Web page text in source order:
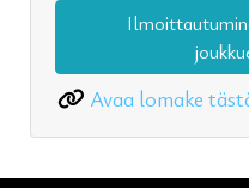
Avaa lomake